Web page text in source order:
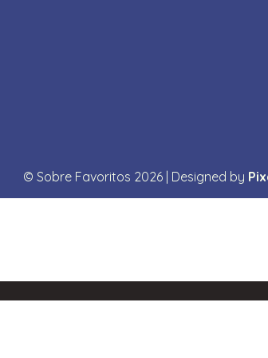
© Sobre Favoritos 2026 | Designed by